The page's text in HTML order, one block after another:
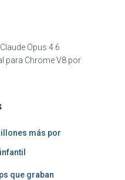
Claude Opus 4.6
para Chrome V8 por
más por
que graban